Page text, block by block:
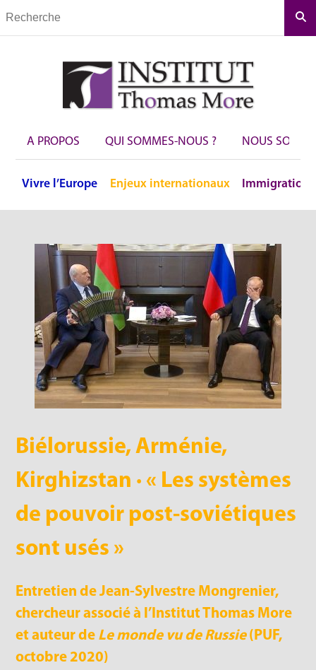
A PROPOS QUI SOMMES-NOUS ? NOUS
Vivre l’Europe Enjeux internationaux Immigration
Biélorussie, Arménie,
Kirghizstan · « Les systèmes
de pouvoir post-soviétiques
sont usés »
Entretien de Jean-Sylvestre Mongrenier,
chercheur associé à l’Institut Thomas More
et auteur de Le monde vu de Russie(PUF,
octobre 2020)